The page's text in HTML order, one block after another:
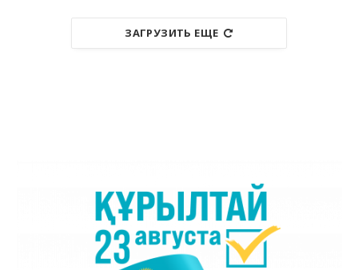
ЗАГРУЗИТЬ ЕЩЕ